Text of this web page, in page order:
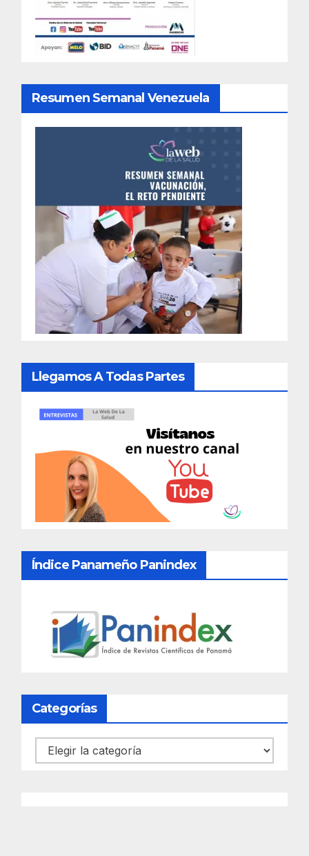
Resumen Semanal Venezuela
Llegamos A Todas Partes
Índice Panameño Panindex
Categorías
Categorías